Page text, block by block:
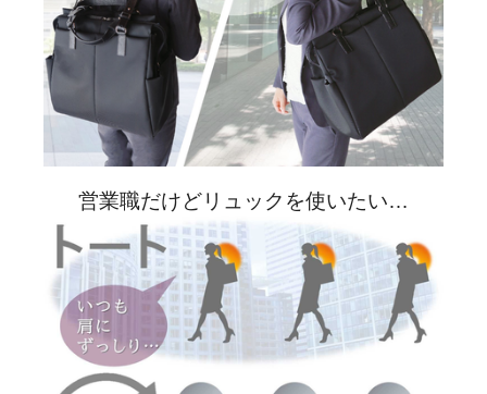
営業職だけどリュックを使いたい…